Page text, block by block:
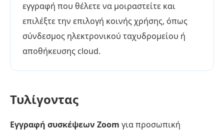
εγγραφή που θέλετε να μοιραστείτε και
επιλέξτε την επιλογή κοινής χρήσης, όπως
σύνδεσμος ηλεκτρονικού ταχυδρομείου ή
αποθήκευσης cloud.
Τυλίγοντας
Εγγραφή συσκέψεων Zoom για προσωπική